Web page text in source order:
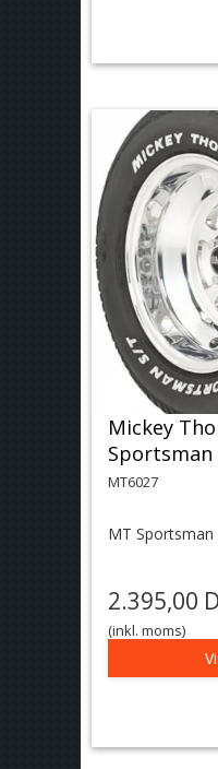
Mickey
Sportsman
MT6027
MT Sportsman
2.395,00
(inkl. moms)